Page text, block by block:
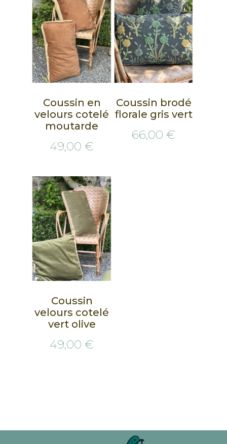
Coussin en
velours cotelé
moutarde
49,00 €
Coussin brodé
florale gris vert
66,00 €
Coussin
velours cotelé
vert olive
49,00 €